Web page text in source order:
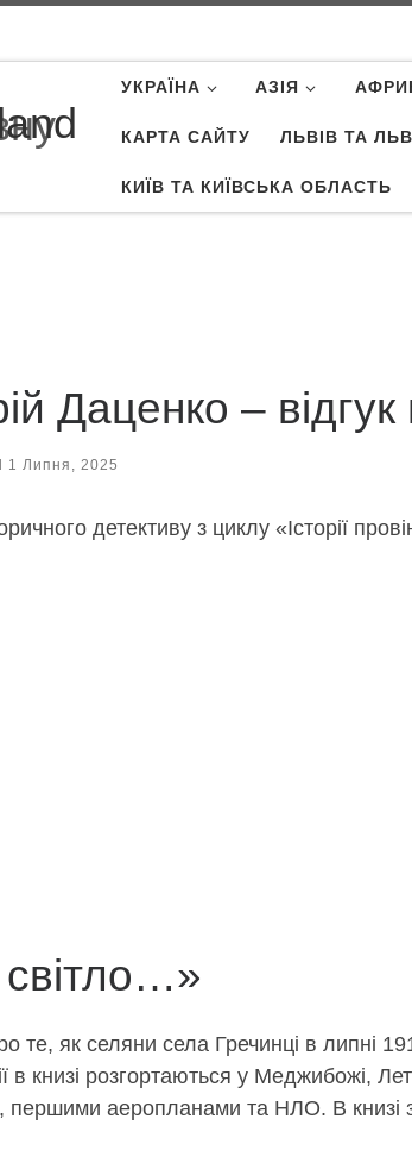
УКРАЇНА АЗІЯ
КАРТА САЙТУ ЛЬВІВ ТА
КИЇВ ТА КИЇВСЬКА ОБЛАСТЬ
Даценко – відгук
1 Липня, 2025
детективу з циклу «Історії
те, як селяни села Гречинці в липні
книзі розгортаються у Меджибожі,
аеропланами та НЛО. В книзі